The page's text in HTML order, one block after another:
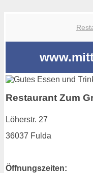
Restaurant Zum
Löherstr. 27
36037 Fulda
Öffnungszeiten: